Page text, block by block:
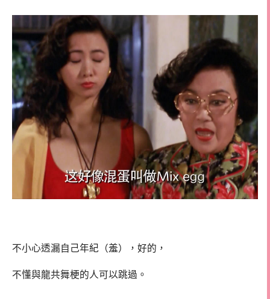
不小心透漏自己年紀（羞），好的，
不懂與龍共舞梗的人可以跳過。